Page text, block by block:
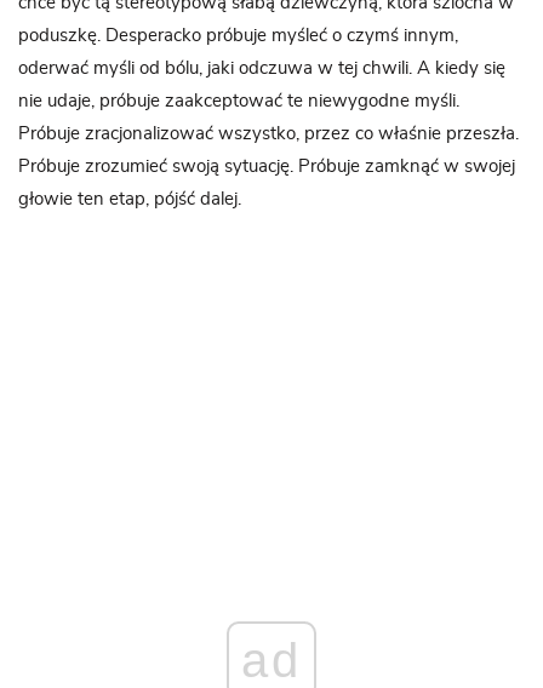
poduszkę. Desperacko próbuje myśleć o czymś innym,
oderwać myśli od bólu, jaki odczuwa w tej chwili. A kiedy się
nie udaje, próbuje zaakceptować te niewygodne myśli.
Próbuje zracjonalizować wszystko, przez co właśnie przeszła.
Próbuje zrozumieć swoją sytuację. Próbuje zamknąć w swojej
głowie ten etap, pójść dalej.
ad